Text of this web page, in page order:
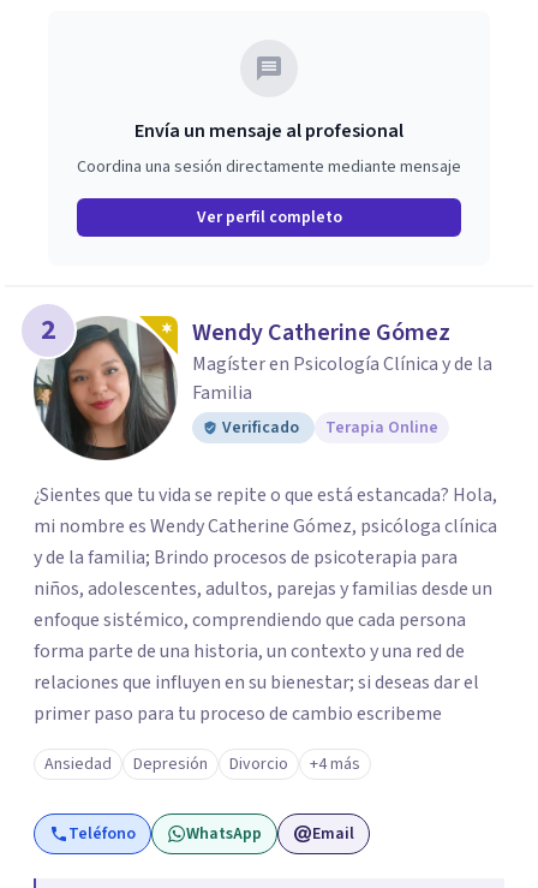
Envía un mensaje al profesional
Coordina una sesión directamente mediante mensaje
Ver perfil completo
2 Wendy Catherine Gómez
Magíster en Psicología Clínica y de la
Familia
Verificado Terapia Online
¿Sientes que tu vida se repite o que está estancada? Hola,
mi nombre es Wendy Catherine Gómez, psicóloga clínica
y de la familia; Brindo procesos de psicoterapia para
niños, adolescentes, adultos, parejas y familias desde un
enfoque sistémico, comprendiendo que cada persona
forma parte de una historia, un contexto y una red de
relaciones que influyen en su bienestar; si deseas dar el
primer paso para tu proceso de cambio escribeme
Ansiedad Depresión Divorcio +4 más
Teléfono WhatsApp Email